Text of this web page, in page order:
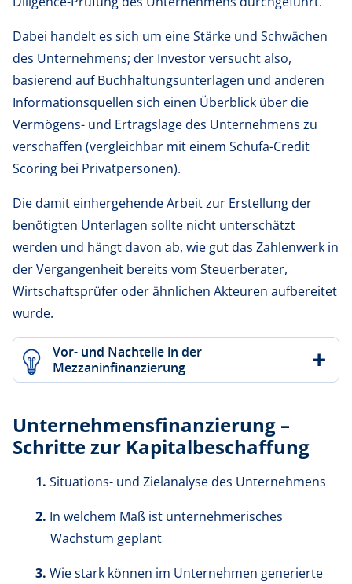
Dabei handelt es sich um eine Stärke und Schwächen
des Unternehmens; der Investor versucht also,
basierend auf Buchhaltungsunterlagen und anderen
Informationsquellen sich einen Überblick über die
Vermögens- und Ertragslage des Unternehmens zu
verschaffen (vergleichbar mit einem Schufa-Credit
Scoring bei Privatpersonen).
Die damit einhergehende Arbeit zur Erstellung der
benötigten Unterlagen sollte nicht unterschätzt
werden und hängt davon ab, wie gut das Zahlenwerk in
der Vergangenheit bereits vom Steuerberater,
Wirtschaftsprüfer oder ähnlichen Akteuren aufbereitet
wurde.
Vor- und Nachteile in der
Mezzaninfinanzierung
Unternehmensfinanzierung –
Schritte zur Kapitalbeschaffung
Situations- und Zielanalyse des Unternehmens
In welchem Maß ist unternehmerisches
Wachstum geplant
Wie stark können im Unternehmen generierte